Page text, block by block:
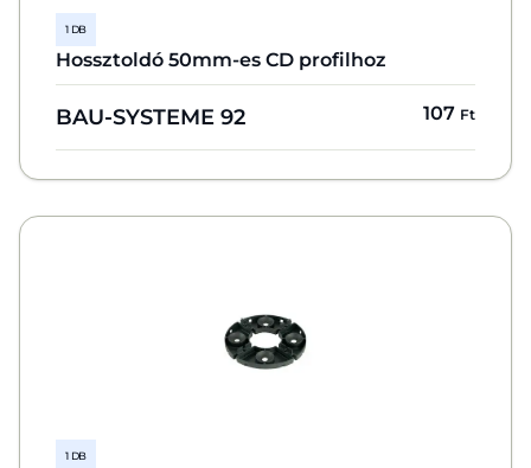
1 DB
Hossztoldó 50mm-es CD profilhoz
BAU-SYSTEME 92 107 Ft
1 DB